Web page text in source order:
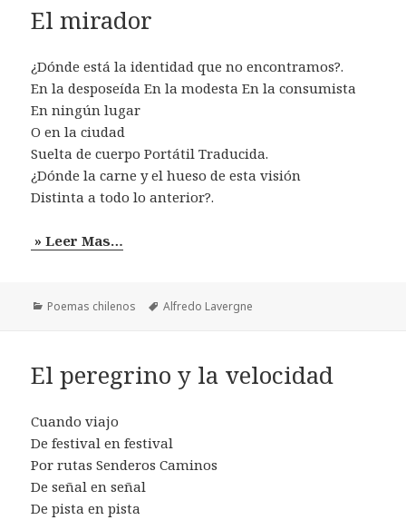
El mirador
¿Dónde está la identidad que no encontramos?.
En la desposeída En la modesta En la consumista
En ningún lugar
O en la ciudad
Suelta de cuerpo Portátil Traducida.
¿Dónde la carne y el hueso de esta visión
Distinta a todo lo anterior?.
» Leer Mas…
Categorías
Poemas chilenos Etiquetas
Alfredo Lavergne
El peregrino y la velocidad
Cuando viajo
De festival en festival
Por rutas Senderos Caminos
De señal en señal
De pista en pista